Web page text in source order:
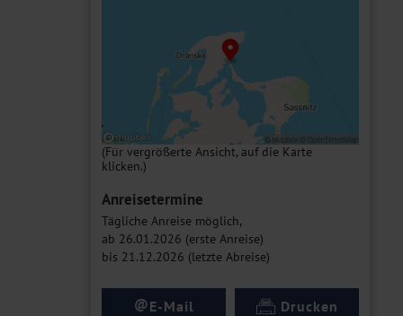
(Für vergrößerte Ansicht, auf die Karte
klicken.)
Anreisetermine
Tägliche Anreise möglich,
ab 26.01.2026 (erste Anreise)
bis 21.12.2026 (letzte Abreise)
@E-Mail Drucken